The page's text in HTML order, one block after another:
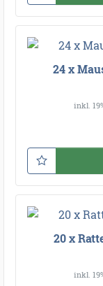
24 x
inkl.
20 x
inkl.